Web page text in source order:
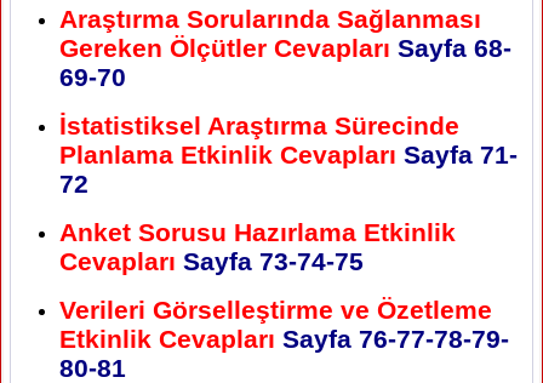
Araştırma Sorularında Sağlanması
Gereken Ölçütler Cevapları Sayfa 68-
69-70
İstatistiksel Araştırma Sürecinde
Planlama Etkinlik Cevapları Sayfa 71-
72
Anket Sorusu Hazırlama Etkinlik
Cevapları Sayfa 73-74-75
Verileri Görselleştirme ve Özetleme
Etkinlik Cevapları Sayfa 76-77-78-79-
80-81